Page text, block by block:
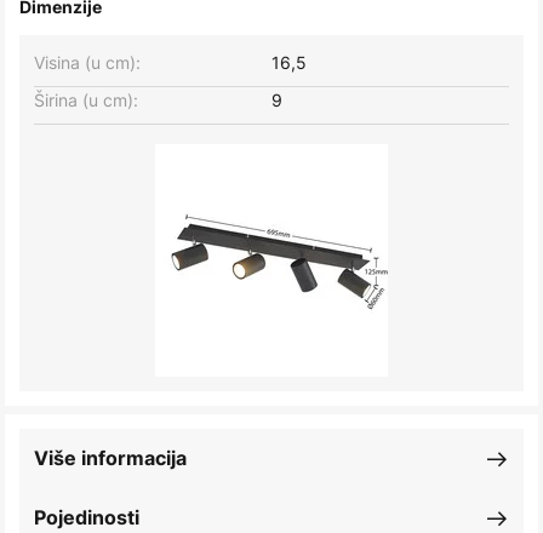
Dimenzije
Širina (u cm): 9
Visina (u cm): 16,5
Pojedinosti
Više informacija